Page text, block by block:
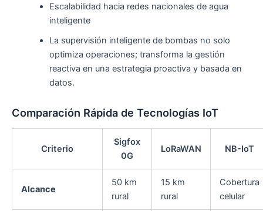
Escalabilidad hacia redes nacionales de agua
inteligente
La supervisión inteligente de bombas no solo
optimiza operaciones; transforma la gestión
reactiva en una estrategia proactiva y basada en
datos.
Comparación Rápida de Tecnologías IoT
Criterio
Sigfox
0G
LoRaWAN NB-IoT
Alcance
50 km
rural
15 km
rural
Cobertura
celular